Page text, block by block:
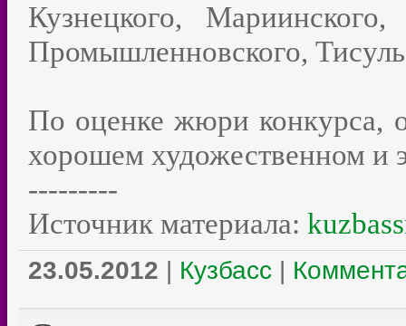
Кузнецкого, Мариинского,
Промышленновского,
По оценке жюри конкурса,
хорошем художественном и
---------
Источник материала:
23.05.2012 | Кузбасс |